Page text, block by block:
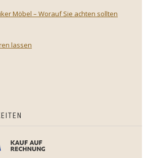
Möbel – Worauf Sie achten sollten
lassen